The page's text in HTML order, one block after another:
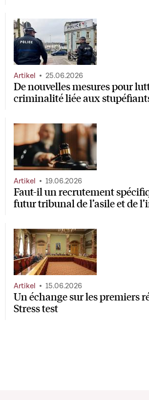
De nouvelles mesures pour
criminalité liée aux
Artikel 25.06.2026
Faut-il un recrutement
futur tribunal de l’asile et de
Artikel 19.06.2026
Un échange sur les premiers
Stress test
Artikel 15.06.2026